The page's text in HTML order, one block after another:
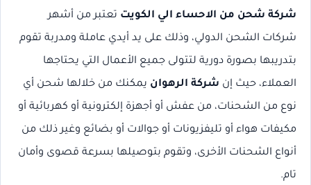
شركة شحن من الاحساء الي الكويت تعتبر من أشهر
شركات الشحن الدولي، وذلك على يد أيدي عاملة ومدربة تقوم
بتدريبها بصورة دورية لتتولى جميع الأعمال التي يحتاجها
العملاء، حيث إن شركة الرهوان يمكنك من خلالها شحن أي
نوع من الشحنات، من عفش أو أجهزة إلكترونية أو كهربائية أو
مكيفات هواء أو تليفزيونات أو جوالات أو بضائع وغير ذلك من
أنواع الشحنات الأخرى، وتقوم بتوصيلها بسرعة قصوى وأمان
تام.